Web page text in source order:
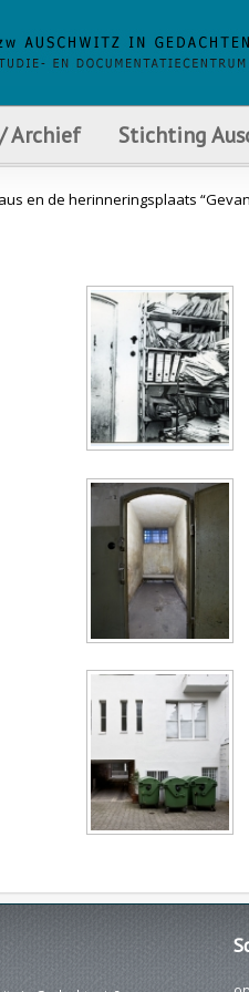
Archief Stichting
en de herinneringsplaats